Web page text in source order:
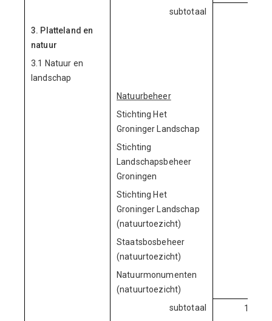
subtotaal
3. Platteland en
natuur
3.1 Natuur en
landschap
Natuurbeheer
Stichting Het
Groninger Landschap
Stichting
Landschapsbeheer
Groningen
Stichting Het
Groninger Landschap
(natuurtoezicht)
Staatsbosbeheer
(natuurtoezicht)
Natuurmonumenten
(natuurtoezicht)
subtotaal